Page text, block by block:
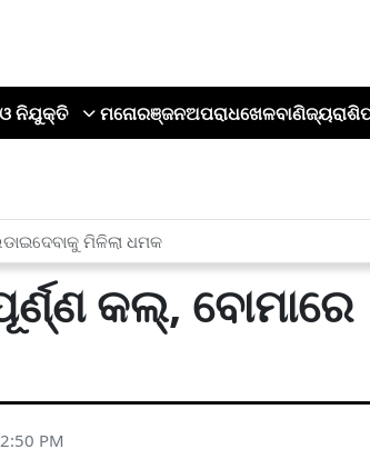
ନିଯୁକ୍ତି ମନୋରଞ୍ଜନଅପରାଧଖେଳବାଣିଜ୍ୟ
ମିଳିଲା ଧମକ
କଲ୍‌, ବୋମାରେ
PM